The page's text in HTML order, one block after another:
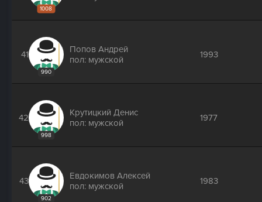
1008
41
990
Попов Андрей
пол: мужской
1993
42
998
Крутицкий Денис
пол: мужской
1977
43
902
Евдокимов Алексей
пол: мужской
1983